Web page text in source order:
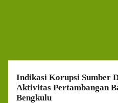
Indikasi Korupsi Sumber
Aktivitas Pertambangan
Bengkulu